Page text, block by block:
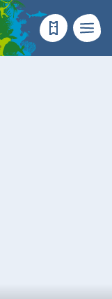
Reservieren
Menü